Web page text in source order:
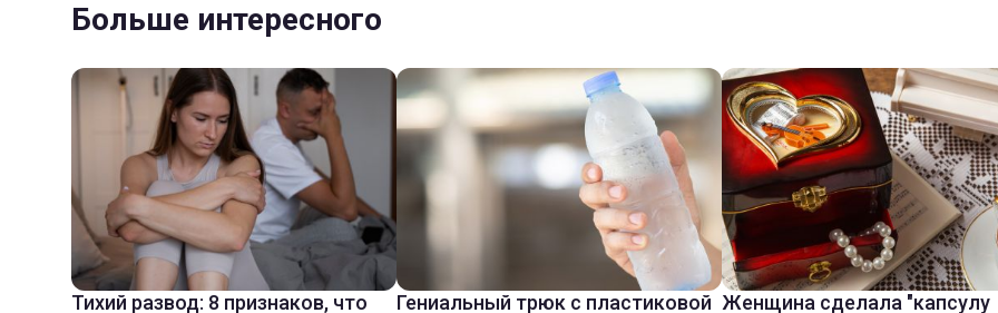
Больше интересного
Тихий развод: 8 признаков, что
Гениальный трюк с пластиковой Женщина сделала "капсулу